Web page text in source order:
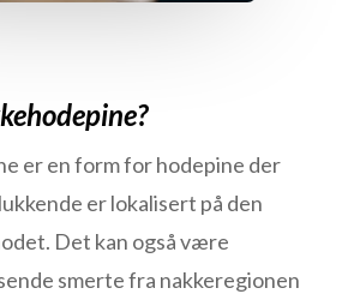
er en form for hodepine der
er lokalisert på den
Det kan også være
smerte fra nakkeregionen